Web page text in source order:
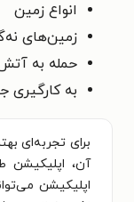
انواع زمین
زمین‌های
حمله به
به کارگیری
برای تجربه‌ای
آن، اپلیکیشن
اپلیکیشن